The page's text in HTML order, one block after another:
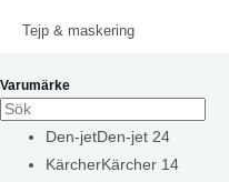
Tejp & maskering
Varumärke
Den-jetDen-jet 24
KärcherKärcher 14